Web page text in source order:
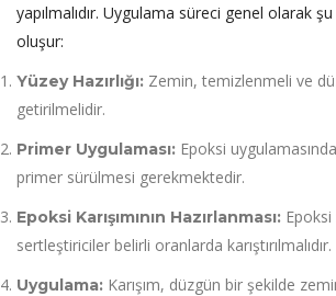
yapılmalıdır. Uygulama süreci genel olarak
oluşur:
Yüzey Hazırlığı: Zemin, temizlenmeli ve
getirilmelidir.
Primer Uygulaması: Epoksi
primer sürülmesi gerekmektedir.
Epoksi Karışımının Hazırlanması:
sertleştiriciler belirli oranlarda karıştırılmalıdır.
Uygulama: Karışım, düzgün bir şekilde